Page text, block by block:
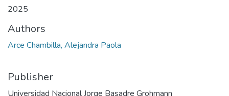
2025
Authors
Arce Chambilla, Alejandra Paola
Publisher
Universidad Nacional Jorge Basadre Grohmann